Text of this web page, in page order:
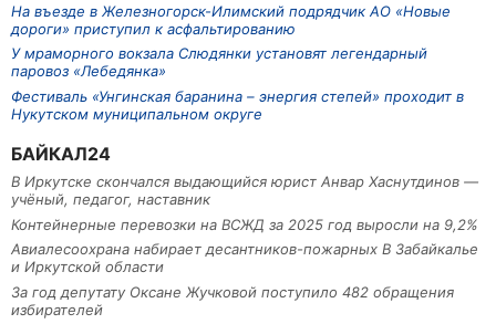
На въезде в Железногорск-Илимский подрядчик АО «Новые
дороги» приступил к асфальтированию
У мраморного вокзала Слюдянки установят легендарный
паровоз «Лебедянка»
Фестиваль «Унгинская баранина – энергия степей» проходит в
Нукутском муниципальном округе
БАЙКАЛ24
В Иркутске скончался выдающийся юрист Анвар Хаснутдинов —
учёный, педагог, наставник
Контейнерные перевозки на ВСЖД за 2025 год выросли на 9,2%
Авиалесоохрана набирает десантников-пожарных В Забайкалье
и Иркутской области
За год депутату Оксане Жучковой поступило 482 обращения
избирателей